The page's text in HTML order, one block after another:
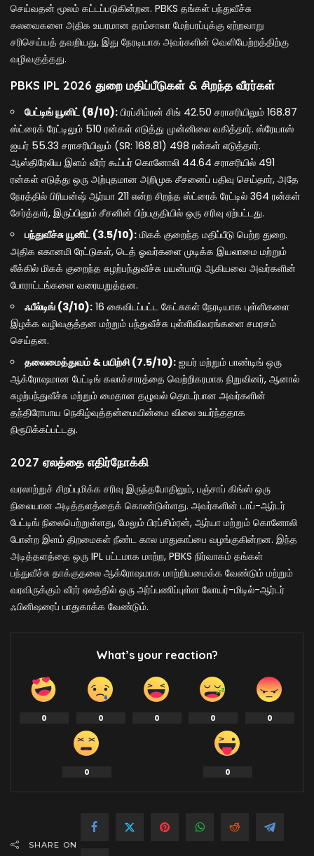
செய்வதன் மூலம் கட்டப்படுகின்றன. PBKS தங்கள் பந்துவீச்சு
கலவைகளை அதிக உயரமான தரம்சாலா மேற்பரப்புக்கு ஏற்றவாறு
சரிசெய்யத் தவறியது, இது நேரடியாக அவர்களின் வெளியேற்றத்திற்கு
வழிவகுத்தது.
PBKS IPL 2026 துறை மதிப்பீடுகள் & சிறந்த வீரர்கள்
பேட்டிங் யூனிட் (8/10): பிரப்சிம்ரன் சிங் 42.50 சராசரியிலும் 168.87
ஸ்ட்ரைக் ரேட்டிலும் 510 ரன்கள் எடுத்து முன்னிலை வகித்தார். ஸ்ரேயாஸ்
ஐயர் 55.33 சராசரியிலும் (SR: 168.81) 498 ரன்கள் எடுத்தார்.
ஆஸ்திரேலிய இளம் வீரர் கூப்பர் கொனோலி 44.64 சராசரியில் 491
ரன்கள் எடுத்து ஒரு அற்புதமான அறிமுக சீசனைப் பதிவு செய்தார், அதே
நேரத்தில் பிரியன்ஷ் ஆர்யா 211 என்ற சிறந்த ஸ்ட்ரைக் ரேட்டில் 364 ரன்கள்
சேர்த்தார், இருப்பினும் சீசனின் பிற்பகுதியில் ஒரு சரிவு ஏற்பட்டது.
பந்துவீச்சு யூனிட் (3.5/10): மிகக் குறைந்த மதிப்பீடு பெற்ற துறை.
அதிக எகானமி ரேட்டுகள், டெத் ஓவர்களை முடிக்க இயலாமை மற்றும்
லீக்கில் மிகக் குறைந்த சுழற்பந்துவீச்சு பயன்பாடு ஆகியவை அவர்களின்
போராட்டங்களை வரையறுத்தன.
ஃபீல்டிங் (3/10): 16 கைவிடப்பட்ட கேட்சுகள் நேரடியாக புள்ளிகளை
இழக்க வழிவகுத்தன மற்றும் பந்துவீச்சு புள்ளிவிவரங்களை சமரசம்
செய்தன.
தலைமைத்துவம் & பயிற்சி (7.5/10): ஐயர் மற்றும் பாண்டிங் ஒரு
ஆக்ரோஷமான பேட்டிங் கலாச்சாரத்தை வெற்றிகரமாக நிறுவினர், ஆனால்
சுழற்பந்துவீச்சு மற்றும் மைதான தழுவல் தொடர்பான அவர்களின்
தந்திரோபாய நெகிழ்வுத்தன்மையின்மை விலை உயர்ந்ததாக
நிரூபிக்கப்பட்டது.
2027 ஏலத்தை எதிர்நோக்கி
வரலாற்றுச் சிறப்புமிக்க சரிவு இருந்தபோதிலும், பஞ்சாப் கிங்ஸ் ஒரு
நிலையான அடித்தளத்தைக் கொண்டுள்ளது. அவர்களின் டாப்-ஆர்டர்
பேட்டிங் நிலைபெற்றுள்ளது, மேலும் பிரப்சிம்ரன், ஆர்யா மற்றும் கொனோலி
போன்ற இளம் திறமைகள் நீண்ட கால பாதுகாப்பை வழங்குகின்றன. இந்த
அடித்தளத்தை ஒரு IPL பட்டமாக மாற்ற, PBKS நிர்வாகம் தங்கள்
பந்துவீச்சு தாக்குதலை ஆக்ரோஷமாக மாற்றியமைக்க வேண்டும் மற்றும்
வரவிருக்கும் வீரர் ஏலத்தில் ஒரு அர்ப்பணிப்புள்ள லோயர்-மிடில்-ஆர்டர்
ஃபினிஷரைப் பாதுகாக்க வேண்டும்.
What’s your reaction?
0 0 0 0 0
0 0
SHARE ON